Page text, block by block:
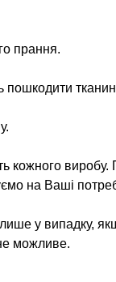
прання.
кожного
на Ваші
у випадку,
можливе.